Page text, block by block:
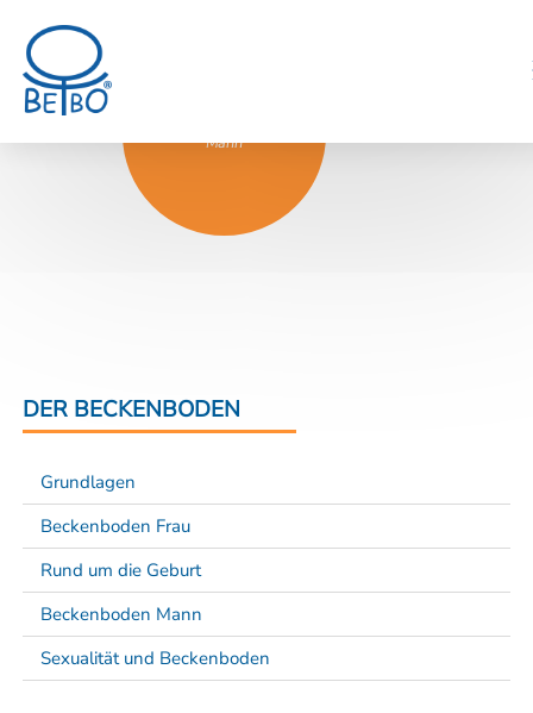
Mann
DER BECKENBODEN
Grundlagen
Beckenboden Frau
Rund um die Geburt
Beckenboden Mann
Sexualität und Beckenboden
Finde jetzt deine Beckenboden
Fachperson in deiner Nähe!
Mit fundierter BeBo® Aus- und Weiterbildung begleiten
unsere BeBo® Trainerinnen und Therapeutinnen kompetent
und einfühlsam. Finde deine Fachperson in deiner Nähe: